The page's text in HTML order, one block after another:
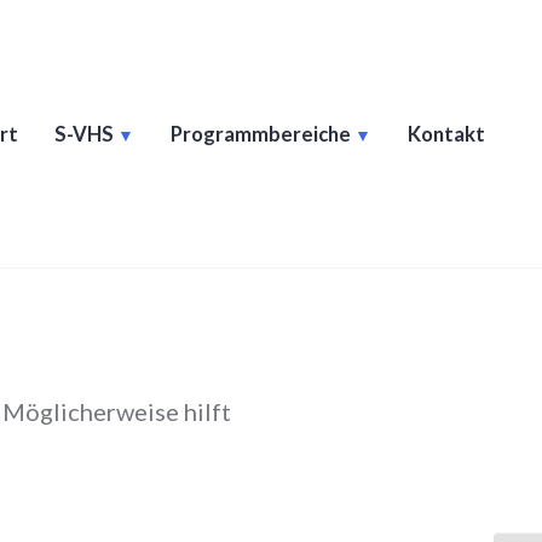
S-VHS Programmbereiche Kontakt
Möglicherweise hilft